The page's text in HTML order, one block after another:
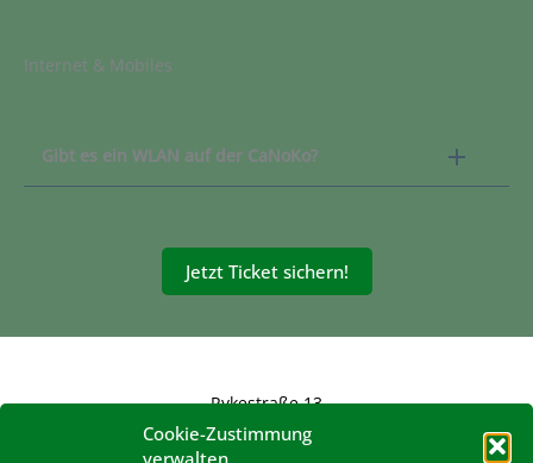
Cookie-Zustimmung
verwalten
Internet & Mobiles
Gibt es ein WLAN auf der CaNoKo?
Jetzt Ticket sichern!
Rykestraße 13
10405 Berlin